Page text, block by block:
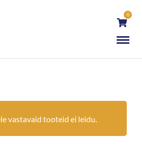
0
vastavaid tooteid ei leidu.